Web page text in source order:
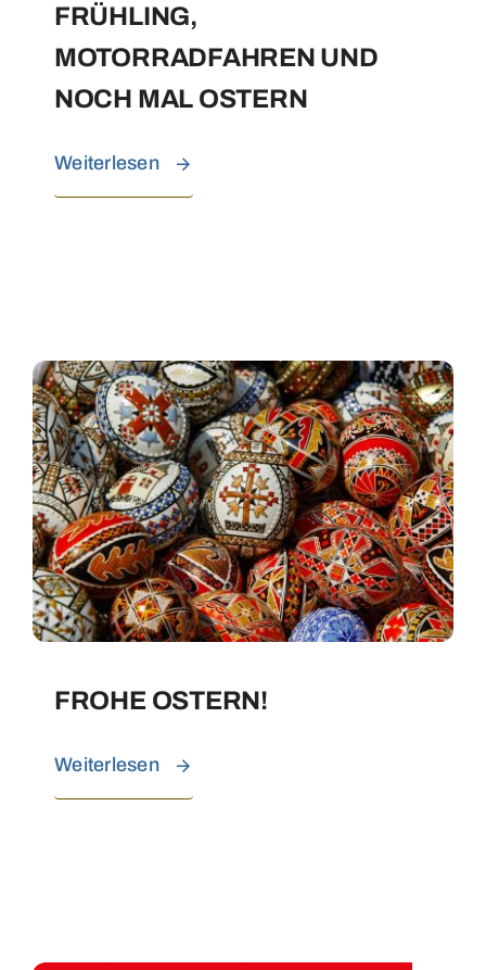
FRÜHLING,
MOTORRADFAHREN UND
NOCH MAL OSTERN
Weiterlesen
FROHE OSTERN!
Weiterlesen